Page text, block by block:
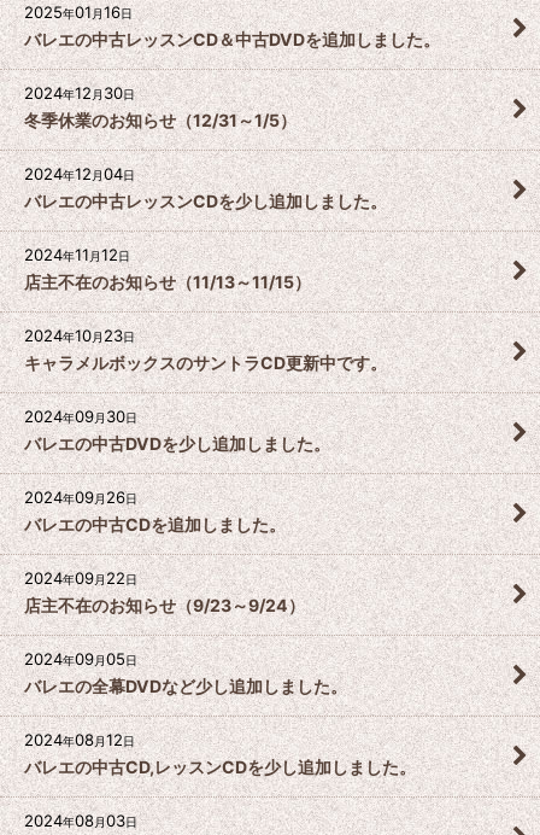
2025年01月16日
バレエの中古レッスンCD＆中古DVDを追加しました。
2024年12月30日
冬季休業のお知らせ（12/31～1/5）
2024年12月04日
バレエの中古レッスンCDを少し追加しました。
2024年11 月12日
店主不在のお知らせ（11/13～11/15）
2024年10月23日
キャラメルボックスのサントラCD更新中です。
2024年09月30日
バレエの中古DVDを少し追加しました。
2024年09月26日
バレエの中古CDを追加しました。
2024年09月22日
店主不在のお知らせ（9/23～9/24）
2024年09月05日
バレエの全幕DVDなど少し追加しました。
2024年08月12日
バレエの中古CD,レッスンCDを少し追加しました。
2024年08月03日